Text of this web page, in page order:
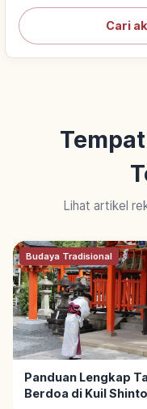
Cari
Lihat artikel
Budaya Tradisional
Panduan Lengkap
Berdoa di Kuil